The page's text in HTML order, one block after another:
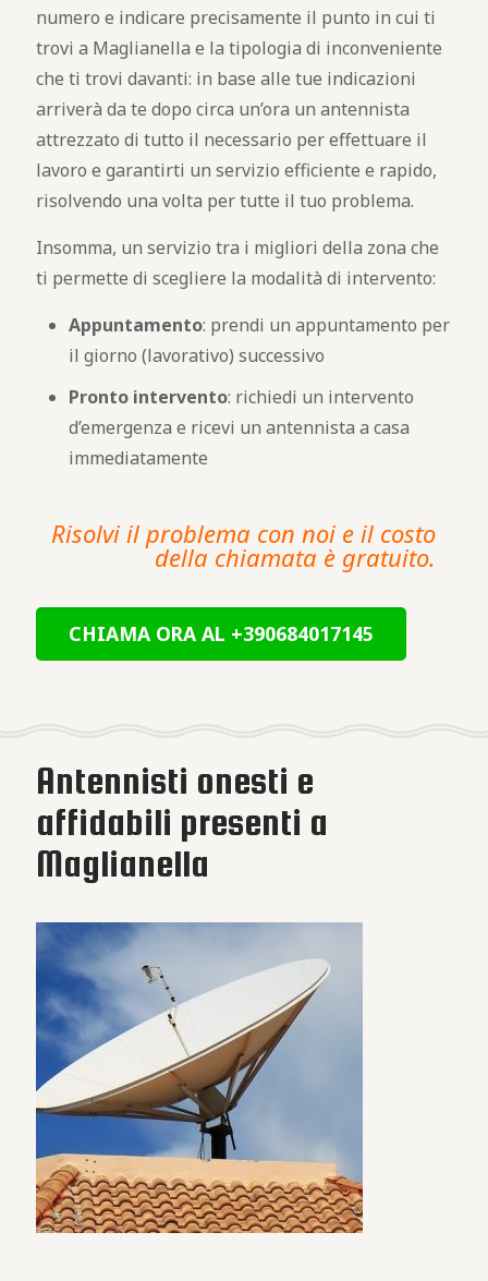
numero e indicare precisamente il punto in cui ti
trovi a Maglianella e la tipologia di inconveniente
che ti trovi davanti: in base alle tue indicazioni
arriverà da te dopo circa un’ora un antennista
attrezzato di tutto il necessario per effettuare il
lavoro e garantirti un servizio efficiente e rapido,
risolvendo una volta per tutte il tuo problema.
Insomma, un servizio tra i migliori della zona che
ti permette di scegliere la modalità di intervento:
Appuntamento: prendi un appuntamento per
il giorno (lavorativo) successivo
Pronto intervento: richiedi un intervento
d’emergenza e ricevi un antennista a casa
immediatamente
Risolvi il problema con noi e il costo
della chiamata è gratuito.
CHIAMA ORA AL +390684017145
Antennisti onesti e
affidabili presenti a
Maglianella